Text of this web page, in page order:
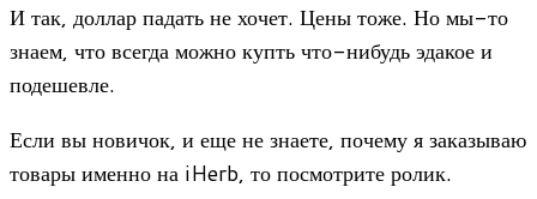
И так, доллар падать не хочет. Цены тоже. Но мы-то
знаем, что всегда можно купть что-нибудь эдакое и
подешевле.
Если вы новичок, и еще не знаете, почему я заказываю
товары именно на iHerb, то посмотрите ролик.